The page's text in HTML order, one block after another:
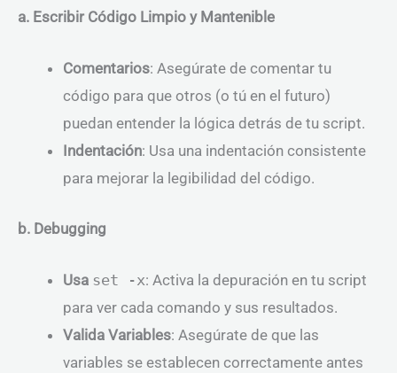
a. Escribir Código Limpio y Mantenible
Comentarios: Asegúrate de comentar tu
código para que otros (o tú en el futuro)
puedan entender la lógica detrás de tu script.
Indentación: Usa una indentación consistente
para mejorar la legibilidad del código.
b. Debugging
Usa set -x: Activa la depuración en tu script
para ver cada comando y sus resultados.
Valida Variables: Asegúrate de que las
variables se establecen correctamente antes